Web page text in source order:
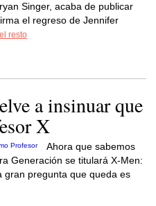
Singer, acaba de publicar
el regreso de Jennifer
resto
a insinuar que
X
Ahora que sabemos
Generación se titulará X-Men:
gran pregunta que queda es